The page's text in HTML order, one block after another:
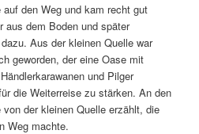
den Weg und kam recht gut
aus dem Boden und später
Aus der kleinen Quelle war
geworden, der eine Oase mit
und Pilger
die Weiterreise zu stärken. An den
der kleinen Quelle erzählt, die
Weg machte.